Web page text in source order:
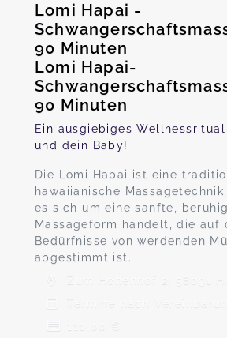
Lomi Hapai -
90 Minuten
Lomi Hapai-
90 Minuten
Ein ausgiebiges
und dein Baby!
Die Lomi Hapai ist eine
hawaiianische
es sich um eine sanfte,
Massageform handelt, die auf
Bedürfnisse von werdenden
abgestimmt ist.
Zum Hohenhof 2, 58091
Termine nach
110,00 €